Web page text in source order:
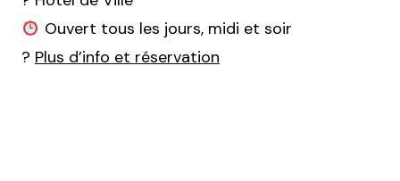
Ouvert tous les jours, midi et soir
? Plus d’info et réservation